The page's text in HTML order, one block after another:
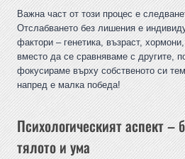
Важна част от този процес е
Отслабването без лишения е
фактори – генетика, възраст,
вместо да се сравняваме с другите,
фокусираме върху собственото си
напред е малка победа!
Психологическият аспект –
тялото и ума